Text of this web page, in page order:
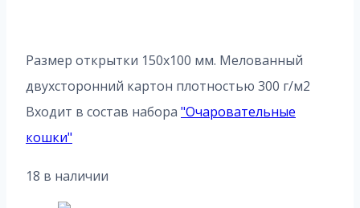
Размер открытки 150х100 мм. Мелованный
двухсторонний картон плотностью 300 г/м2
Входит в состав набора "Очаровательные
кошки"
18 в наличии